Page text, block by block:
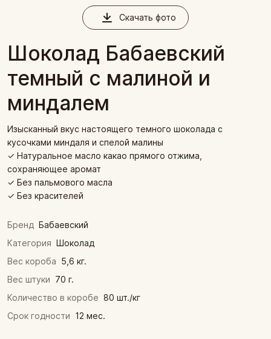
Скачать фото
Шоколад Бабаевский
темный с малиной и
миндалем
Изысканный вкус настоящего темного шоколада с
кусочками миндаля и спелой малины
✓ Натуральное масло какао прямого отжима,
сохраняющее аромат
✓ Без пальмового масла
✓ Без красителей
Бренд Бабаевский
Категория Шоколад
Вес короба 5,6 кг.
Вес штуки 70 г.
Количество в коробе 80 шт./кг
Срок годности 12 мес.